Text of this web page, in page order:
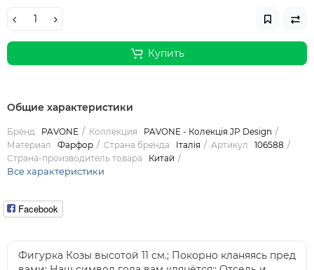
Купить
Общие характеристики
Бренд PAVONE Коллекция
PAVONE - Колекція JP Design
Материал
Фарфор Страна бренда Італія Артикул
106588
Страна-производитель товара
Китай
Все характеристики
Facebook
Фигурка Козы высотой 11 см.; Покорно кланяясь пред